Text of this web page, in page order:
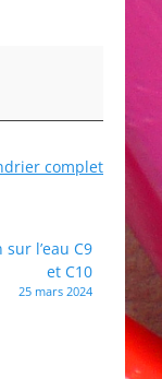
complet
l’eau C9
et C10
25 mars 2024